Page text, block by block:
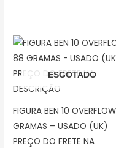
ESGOTADO
FIGURA BEN 10
GRAMAS – USADO (UK)
PREÇO DO FRETE NA